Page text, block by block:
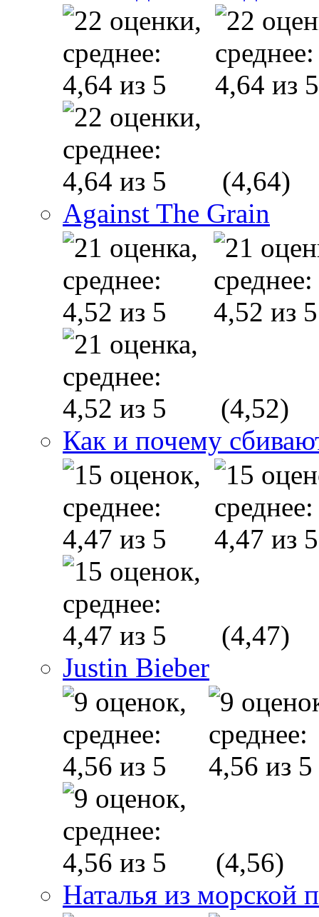
(4,64)
Against The Grain
(4,52)
Как и почему
(4,47)
Justin Bieber
(4,56)
Наталья из морской